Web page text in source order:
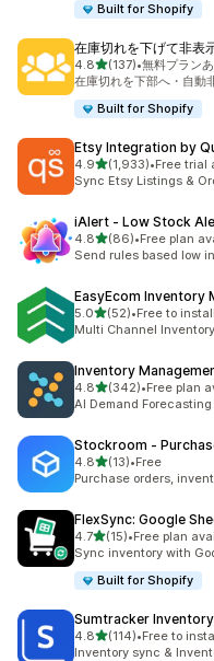
Built for Shopify
在庫切れを下げて非表
4.85つ星中
(137)
合計レビュー数：137件
•無料プラン
在庫切れを下部へ・自動
Built for Shopify
Etsy Integration by
4.95つ星中
(1,933)
合計レビュー数：1933件
•Free trial
Sync Etsy Listings &
iAlert ‑ Low Stock
4.85つ星中
(86)
合計レビュー数：86件
•Free plan
Send rules based low
EasyEcom Inventory
5.05つ星中
(52)
合計レビュー数：52件
•Free to install
Multi Channel
Inventory
4.85つ星中
(342)
合計レビュー数：342件
•Free plan
AI Demand
Stockroom ‑
4.85つ星中
(13)
合計レビュー数：13件
•Free
Purchase orders,
FlexSync: Google
4.75つ星中
(15)
合計レビュー数：15件
•Free plan
Sync inventory with
Built for Shopify
Sumtracker
4.85つ星中
(114)
合計レビュー数：114件
•Free to
Inventory sync &